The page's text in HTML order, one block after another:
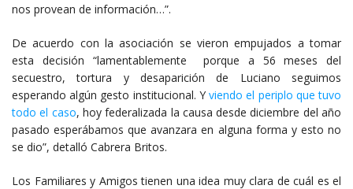
nos provean de información…”.
De acuerdo con la asociación se vieron empujados a tomar
esta decisión “lamentablemente porque a 56 meses del
secuestro, tortura y desaparición de Luciano seguimos
esperando algún gesto institucional. Yviendo el periplo que tuvo
todo el caso, hoy federalizada la causa desde diciembre del año
pasado esperábamos que avanzara en alguna forma y esto no
se dio”, detalló Cabrera Britos.
Los Familiares y Amigos tienen una idea muy clara de cuál es el